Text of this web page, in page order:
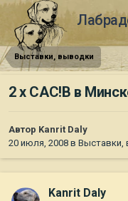
Выставки, выводки
2 х CAC!B в
Автор Kanrit Daly
20 июля, 2008 в Выставки,
Kanrit Daly